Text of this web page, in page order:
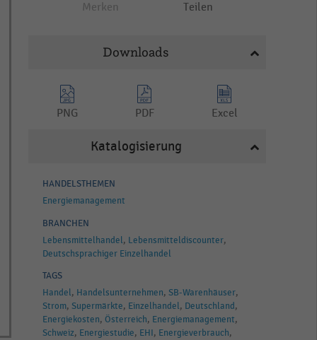
Merken Teilen
Downloads
PNG PDF Excel
Katalogisierung
HANDELSTHEMEN
Energiemanagement
BRANCHEN
Lebensmittelhandel Lebensmitteldiscounter
Deutschsprachiger Einzelhandel
TAGS
Handel Handelsunternehmen SB-Warenhäuser
Strom Supermärkte Einzelhandel Deutschland
Energiekosten Österreich Energiemanagement
Schweiz Energiestudie EHI Energieverbrauch